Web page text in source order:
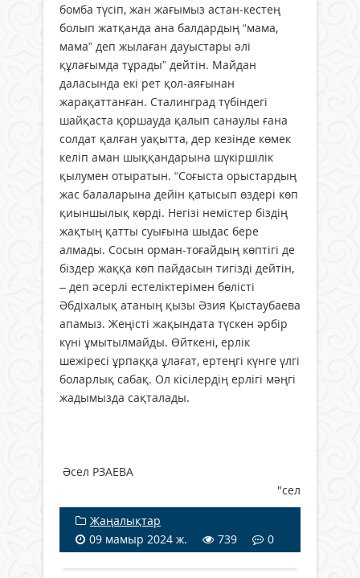
бомба түсіп, жан жағымыз астан-кестең
болып жатқанда ана балдардың “мама,
мама” деп жылаған дауыстары әлі
құлағымда тұрады” дейтін. Майдан
даласында екі рет қол-аяғынан
жарақаттанған. Сталинград түбіндегі
шайқаста қоршауда қалып санаулы ғана
солдат қалған уақытта, дер кезінде көмек
келіп аман шыққандарына шүкіршілік
қылумен отыратын. “Соғыста орыстардың
жас балаларына дейін қатысып өздері көп
қиыншылық көрді. Негізі немістер біздің
жақтың қатты суығына шыдас бере
алмады. Сосын орман-тоғайдың көптігі де
біздер жаққа көп пайдасын тигізді дейтін,
– деп әсерлі естеліктерімен бөлісті
Әбдіхалық атаның қызы Әзия Қыстаубаева
апамыз. Жеңісті жақындата түскен әрбір
күні ұмытылмайды. Өйткені, ерлік
шежіресі ұрпаққа ұлағат, ертеңгі күнге үлгі
боларлық сабақ. Ол кісілердің ерлігі мәңгі
жадымызда сақталады.
Әсел РЗАЕВА
"сел
Жаңалықтар
09 мамыр 2024 ж.
739 0